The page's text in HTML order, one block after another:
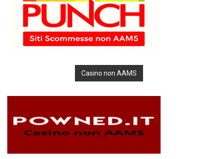
Casino non AAMS